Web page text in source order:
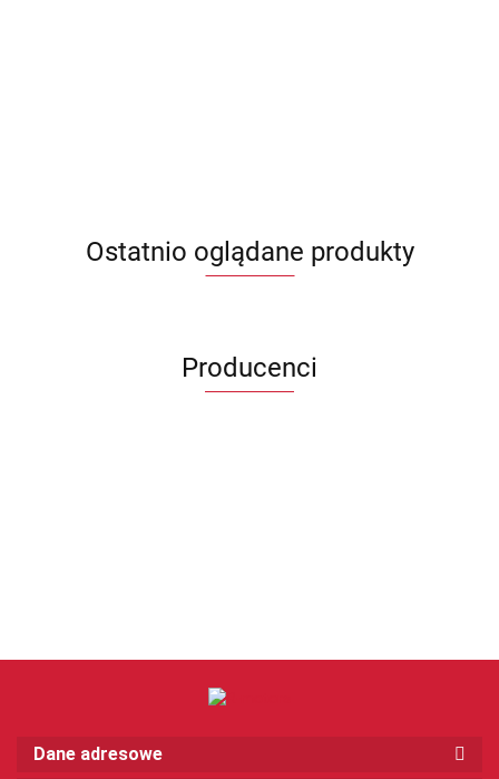
Ostatnio oglądane produkty
Producenci
Dane adresowe